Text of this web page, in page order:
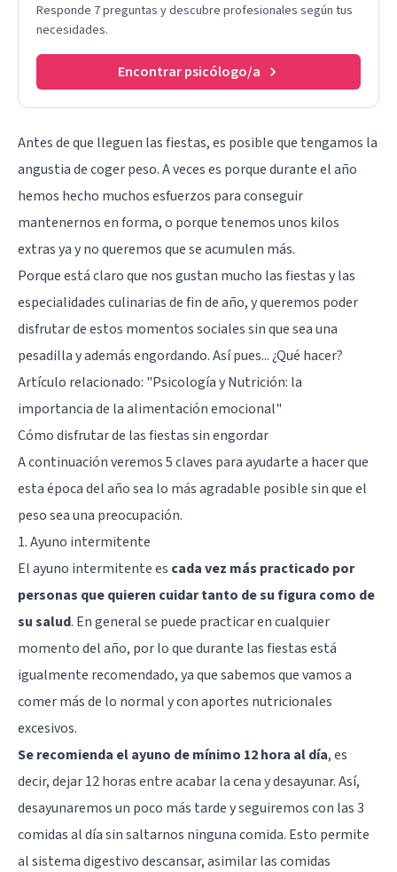
Responde 7 preguntas y descubre profesionales según tus
necesidades.
Encontrar psicólogo/a
Antes de que lleguen las fiestas, es posible que tengamos la
angustia de coger peso. A veces es porque durante el año
hemos hecho muchos esfuerzos para conseguir
mantenernos en forma, o porque tenemos unos kilos
extras ya y no queremos que se acumulen más.
Porque está claro que nos gustan mucho las fiestas y las
especialidades culinarias de fin de año, y queremos poder
disfrutar de estos momentos sociales sin que sea una
pesadilla y además engordando. Así pues... ¿Qué hacer?
Artículo relacionado: "Psicología y Nutrición: la
importancia de la alimentación emocional"
Cómo disfrutar de las fiestas sin engordar
A continuación veremos 5 claves para ayudarte a hacer que
esta época del año sea lo más agradable posible sin que el
peso sea una preocupación.
1. Ayuno intermitente
El ayuno intermitente es cada vez más practicado por
personas que quieren cuidar tanto de su figura como de
su salud. En general se puede practicar en cualquier
momento del año, por lo que durante las fiestas está
igualmente recomendado, ya que sabemos que vamos a
comer más de lo normal y con aportes nutricionales
excesivos.
Se recomienda el ayuno de mínimo 12 hora al día, es
decir, dejar 12 horas entre acabar la cena y desayunar. Así,
desayunaremos un poco más tarde y seguiremos con las 3
comidas al día sin saltarnos ninguna comida. Esto permite
al sistema digestivo descansar, asimilar las comidas